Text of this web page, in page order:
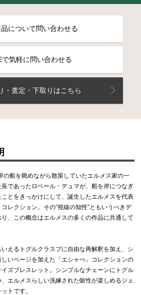
品について問い合わせる
で気軽に問い合わせる
・査定・下取りはこちら
の船を眺めながら散策していたエルメス家の一
であったロベール・デュマが、船を岸につなぎ
とをきっかけにして、誕生したエルメスを代表
レクション。その“視線の知性”ともいうべきデ
、この概念はエルメスの多くの作品に共通して
えるトグルクラスプに自由な再解釈を加え、シ
いページを加えた「エシャぺ」コレクションの
ズブレスレット。シンプルなチェーンにトグル
エルメスらしい洗練された個性が楽しめるジェ
トです。